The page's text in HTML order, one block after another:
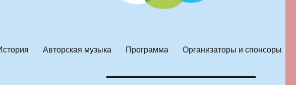
Авторская музыка Программа Организаторы и спонсоры